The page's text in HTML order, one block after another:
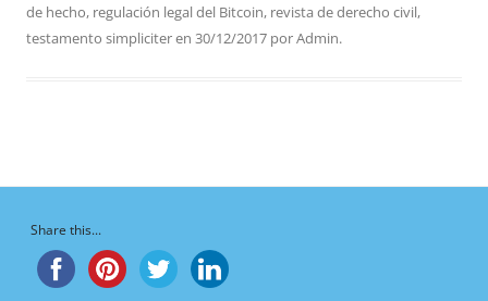
de hecho, regulación legal del Bitcoin, revista de derecho civil,
testamento simpliciteren 30/12/2017 porAdmin.
Share this...